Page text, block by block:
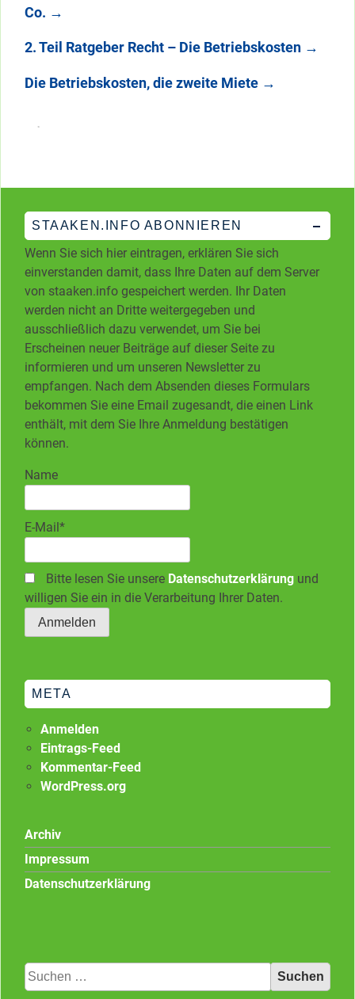
Co. →
2. Teil Ratgeber Recht – Die Betriebskosten →
Die Betriebskosten, die zweite Miete →
STAAKEN.INFO ABONNIEREN
Wenn Sie sich hier eintragen, erklären Sie sich
einverstanden damit, dass Ihre Daten auf dem Server
von staaken.info gespeichert werden. Ihr Daten
werden nicht an Dritte weitergegeben und
ausschließlich dazu verwendet, um Sie bei
Erscheinen neuer Beiträge auf dieser Seite zu
informieren und um unseren Newsletter zu
empfangen. Nach dem Absenden dieses Formulars
bekommen Sie eine Email zugesandt, die einen Link
enthält, mit dem Sie Ihre Anmeldung bestätigen
können.
Name
E-Mail*
Bitte lesen Sie unsere Datenschutzerklärung und
willigen Sie ein in die Verarbeitung Ihrer Daten.
META
Anmelden
Eintrags-Feed
Kommentar-Feed
WordPress.org
Archiv
Impressum
Datenschutzerklärung
Suchen
nach: